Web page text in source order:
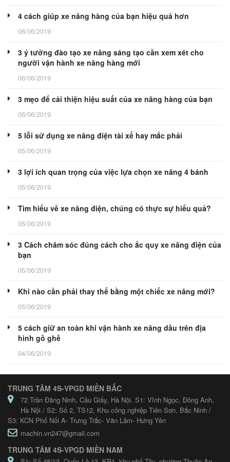
4 cách giúp xe nâng hàng của bạn hiệu quả hơn
06/06/2019
3 ý tưởng đào tạo xe nâng sáng tạo cần xem xét cho
người vận hành xe nâng hàng mới
06/06/2019
3 mẹo để cải thiện hiệu suất của xe nâng hàng của bạn
06/06/2019
5 lỗi sử dụng xe nâng điện tài xế hay mắc phải
05/06/2019
3 lợi ích quan trọng của việc lựa chọn xe nâng 4 bánh
05/06/2019
Tìm hiểu về xe nâng điện, chúng có thực sự hiểu quả?
05/06/2019
3 Cách chăm sóc đúng cách cho ắc quy xe nâng điện của
bạn
05/06/2019
Khi nào cần phải thay thế bằng một chiếc xe nâng mới?
05/06/2019
5 cách giữ an toàn khi vận hành xe nâng dầu trên địa
hình gồ ghề
04/06/2019
TRUNG TÂM 4S-VPGD MIỀN BẮC
72 Trần Đăng Ninh, Cầu Giấy, Hà Nội. S1: Vĩnh Ngọc, Đông Anh,
Hà Nội / S2: Số 2, TS12, Khu công nghiệp Tiên Sơn, Bắc Ninh /
S3: KCN Phố Nối A- Trưng Trắc- Văn Lâm- Hưng Yên
machin.vn247@gmail.com
TRUNG TÂM 4S-VPGD MIỀN NAM